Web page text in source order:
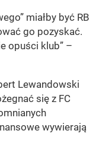
miałby być RB
go pozyskać.
opuści klub” –
Lewandowski
się z FC
wywierają